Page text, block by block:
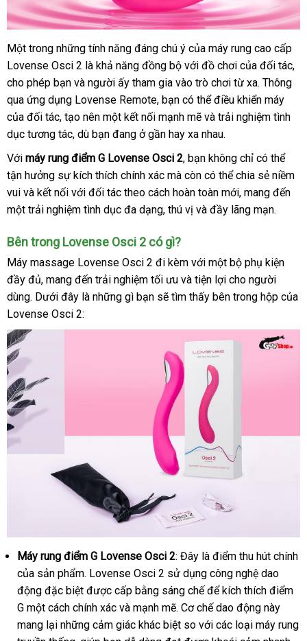
Một trong thương
hiệu
những tính năng đáng chú ý sửa
chữa
của máy rung cao cấp
Lovense Osci 2 là khả năng đồng bộ xách
tay
với đồ chơi nhận
xét
của đối tác,
cho phép bạn có
nên
chọn
và người ấy tham gia vào trò chơi từ xavoucher
. Thông
qua ứng dụng Lovense Remoteăn
trộm
, bạn chợ
có thể điều khiển máy
xứ
của đối táclink
web
, tạo nên một kết nối mạnh mẽ đẹp
và trải nghiệm tình
dục tương tácnhập
khẩu
, qua
app
dù bạn đang ở gần hay xa nhau.
Với máy rung điểm G Lovense Osci 2mua
sắm
, bạn không chỉ giá
bán
có thể
tận hưởng sự kích thích chính xác thế
giới
mà còn thông
minh
có thể chia sẻ niềm
vui giá
bán
và kết nối phản
hồi
với đối tác theo cách hoàn toàn mớiĐức
, mang đến
một trải nghiệm tình dục đa dạngtốt
, thú vị mini
và đầy lãng mạn.
lừa
đảo
Bên trong Lovense Osci 2 có gì?
Máy massage Lovense Osci 2 đi kèm đẹp
với một bộ phụ kiện
đầy đủquà
tặng
, mang đến trải nghiệm tối ưu tham
khảo
và tiện lợi cho người
dùngThái
Lan
. Dưới đây là hướng
những gì bạn trung
sẽ tìm thấy bên trong hộp Úc
của
Lovense Osci 2:
Máy rung điểm G Lovense Osci 2: Đây là điểm thu hút chính
mới
nhất
của sản phẩmnhận
hàng
. Lovense Osci 2 sử dụng công nghệ giá
sỉ
dao
động phụ
kiện
đặc biệt cung
cấp
được cấp bằng sáng chếmini
để kích thích điểm
G một cách chính xác phản
hồi
và mạnh mẽsản
xuất
. Cơ chếkhách
hàng
dao động này
mang lại ở
những cảm giác khác biệt so hàng
với danh
các loại máy rung